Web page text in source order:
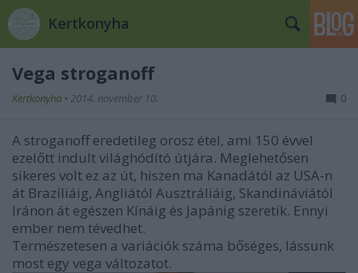
Kertkonyha
Vega stroganoff
Kertkonyha • 2014. november 10. 0
A stroganoff eredetileg orosz étel, ami 150 évvel
ezelőtt indult világhódító útjára. Meglehetősen
sikeres volt ez az út, hiszen ma Kanadától az USA-n
át Brazíliáig, Angliától Ausztráliáig, Skandináviától
Iránon át egészen Kínáig és Japánig szeretik. Ennyi
ember nem tévedhet.
Természetesen a variációk száma bőséges, lássunk
most egy vega változatot.